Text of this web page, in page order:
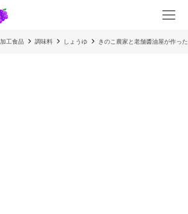
加工食品 調味料 しょうゆ きのこ農家と老舗醬油屋が作っ